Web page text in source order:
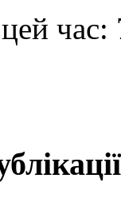
час: